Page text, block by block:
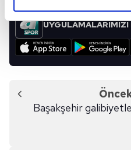
kalemimiz olduğunu sizlere
Her halükârda, kullanıcılar,
Sizlere daha iyi bir hizmet
Sitemizde kendimize ve
kullanılmaktadır. Bu
UYGULAMALARIMIZI
Başakşehir